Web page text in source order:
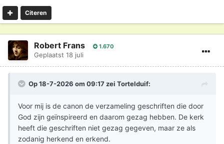
apostolisch zijn. Dat is iets anders dan dat zij door haar
eigen gezag bepaalt wat Gods Woord is.
Citeren
Robert Frans 1.670
Geplaatst 18 juli
Op 18-7-2026 om 09:17 zei Tortelduif:
Voor mij is de canon de verzameling geschriften die door
God zijn geïnspireerd en daarom gezag hebben. De kerk
heeft die geschriften niet gezag gegeven, maar ze als
zodanig herkend en erkend.